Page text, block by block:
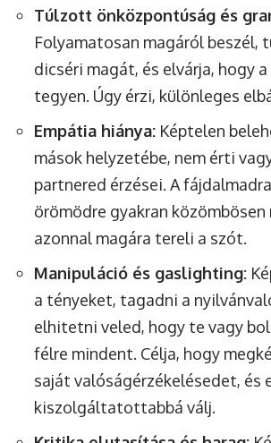
Túlzott önközpontúság és
Folyamatosan magáról beszél,
dicséri magát, és elvárja, hogy
tegyen. Úgy érzi, különleges
Empátia hiánya: Képtelen
mások helyzetébe, nem érti
partnered érzései. A
örömödre gyakran közömbösen
azonnal magára tereli a szót.
Manipuláció és gaslighting:
a tényeket, tagadni a
elhitetni veled, hogy te vagy
félre mindent. Célja, hogy
saját valóságérzékelésedet, és
kiszolgáltatottabbá válj.